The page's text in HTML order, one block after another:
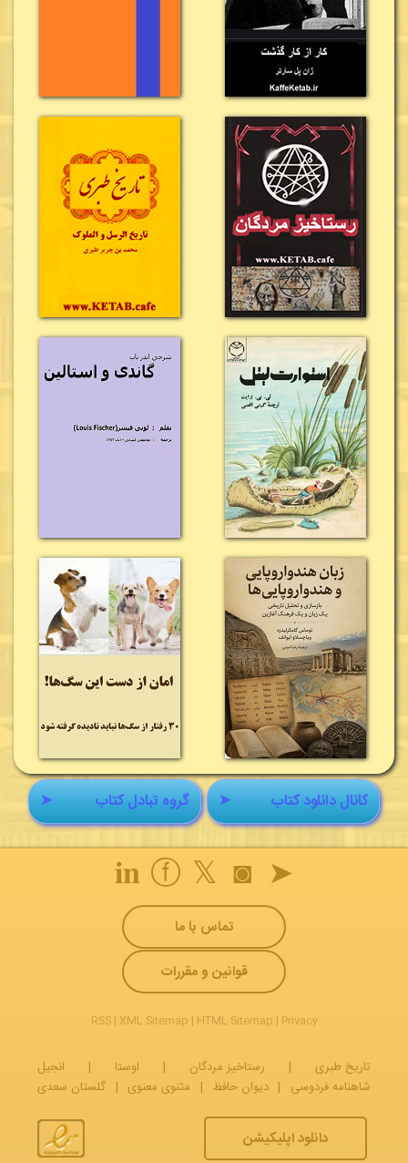
➤ گروه تبادل کتاب ➤ کانال دانلود کتاب
➤
◙
𝕏
ⓕ
𝐢𝐧
تماس با ما
قوانین و مقررات
RSS| XML Sitemap | HTML Sitemap | Privacy
تاریخ طبری | رستاخیز مردگان | اوستا |
انجیل
شاهنامه فردوسی | دیوان حافظ | مثنوی معنوی | گلستان سعدی
دانلود اپلیکیشن